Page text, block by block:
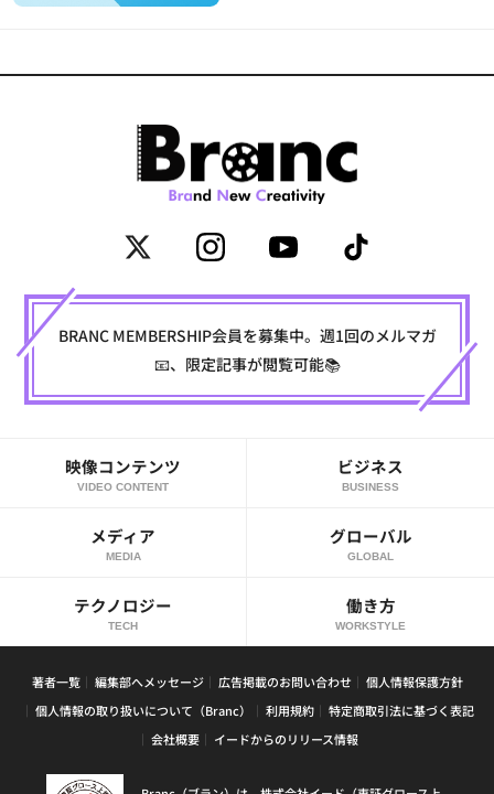
BRANC MEMBERSHIP会員を募集中。週1回のメルマガ
📧、限定記事が閲覧可能📚
映像コンテンツ
VIDEO CONTENT
ビジネス
BUSINESS
メディア
MEDIA
グローバル
GLOBAL
テクノロジー
TECH
働き方
WORKSTYLE
著者一覧 編集部へメッセージ 広告掲載のお問い合わせ
個人情報保護方針
個人情報の取り扱いについて（Branc）
利用規約
特定商取引法に基づく表記
会社概要
イードからのリリース情報